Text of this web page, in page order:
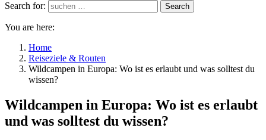
Search for:
Search
You are here:
Home
Reiseziele & Routen
Wildcampen in Europa: Wo ist es erlaubt und was solltest du
wissen?
Wildcampen in Europa: Wo ist es erlaubt
und was solltest du wissen?